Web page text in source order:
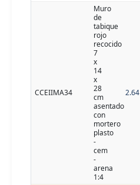
CCEIIMA34
Muro
de
tabique
rojo
recocido
7
x
14
x
28
cm
asentado
con
mortero
plasto
-
cem
-
arena
1:4
2.64